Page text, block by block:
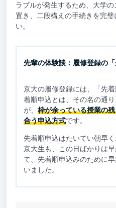
ラブルが発生するため、大学
置き、二段構えの手続きを完
い。
先輩の体験談：履修登録の
京大の履修登録には、「先
着順申込とは、その名の通
が、枠が余っている授業の
合う申込方式です。
先着順申込はたいてい朝早
京大生も、この日ばかりは
て、先着順申込みのために
いました。